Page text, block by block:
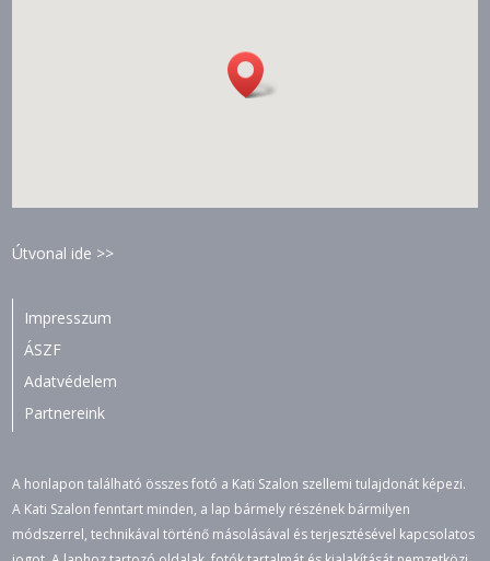
Útvonal ide >>
Impresszum
ÁSZF
Adatvédelem
Partnereink
A honlapon található összes fotó a Kati Szalon szellemi tulajdonát képezi.
A Kati Szalon fenntart minden, a lap bármely részének bármilyen
módszerrel, technikával történő másolásával és terjesztésével kapcsolatos